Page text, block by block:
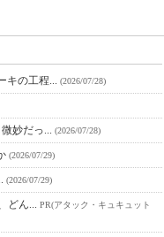
キの工程... (2026/07/28)
妙だっ... (2026/07/28)
(2026/07/29)
(2026/07/29)
どん... PR(アタック・キュキュット